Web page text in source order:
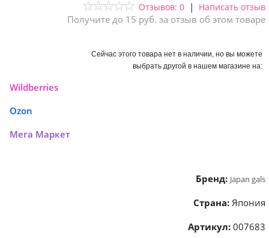
Отзывов: 0 | Написать отзыв
Получите до 15 руб. за отзыв об этом товаре
Сейчас этого товара нет в наличии, но вы можете
выбрать другой в нашем магазине на:
Wildberries
Ozon
Мега Маркет
Бренд: Japan gals
Страна: Япония
Артикул: 007683